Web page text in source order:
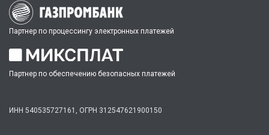
Партнер по процессингу электронных платежей
Партнер по обеспечению безопасных платежей
ИНН 540535727161, ОГРН 312547621900150